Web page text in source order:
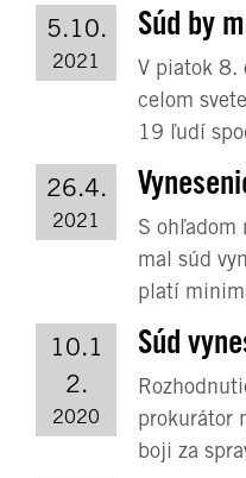
5.10.
2021
Súd by
V piatok 8.
celom
19 ľudí
26.4.
2021
S ohľadom
mal súd
platí
10.1
2.
2020
Súd
prokurátor
boji za